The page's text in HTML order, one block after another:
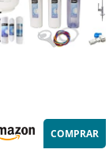
COMPRAR